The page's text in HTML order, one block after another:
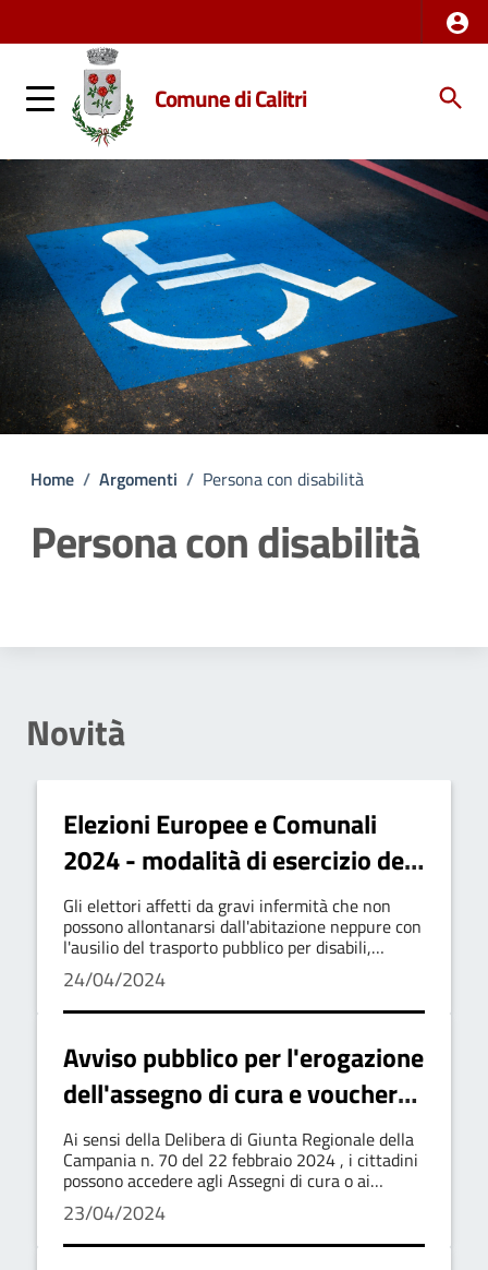
Comune di Calitri
Home / Argomenti / Persona con disabilità
Persona con disabilità
Novità
Elezioni Europee e Comunali
2024 - modalità di esercizio del
voto a domicilio
Gli elettori affetti da gravi infermità che non
possono allontanarsi dall'abitazione neppure con
l'ausilio del trasporto pubblico per disabili,
possono chiedere di votare a domicilio.
24/04/2024
Avviso pubblico per l'erogazione
dell'assegno di cura e voucher
per Disabili Gravissimi e Gravi
Ai sensi della Delibera di Giunta Regionale della
Campania n. 70 del 22 febbraio 2024 , i cittadini
possono accedere agli Assegni di cura o ai
Voucher per le persone in condizione di disabilità
23/04/2024